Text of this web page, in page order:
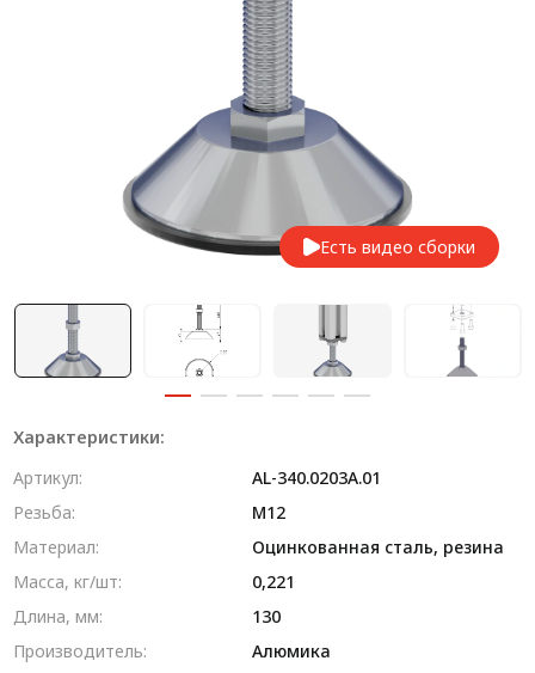
Алюминиевые промышленные ограждения
Алюминиевая промышленная мебель
Крейты и кассеты Subrack systems
Профиль строительного назначения
Радиаторный алюминиевый профиль NEW!
Лист алюминиевый
Метрический крепеж
Конструкции из профиля
Услуги дополнительной обработки профиля
Есть видео сборки
Характеристики:
Артикул:
AL-340.0203A.01
Резьба:
М12
Материал:
Оцинкованная сталь, резина
Масса, кг/шт:
0,221
Длина, мм:
130
Производитель:
Алюмика